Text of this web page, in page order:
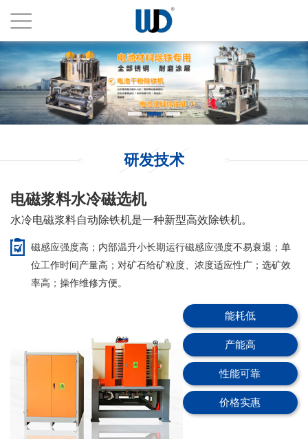
研发技术
电磁浆料水冷磁选机
水冷电磁浆料自动除铁机是一种新型高效除铁机。
磁感应强度高；内部温升小长期运行磁感应强度不易衰退；单
位工作时间产量高；对矿石给矿粒度、浓度适应性广；选矿效
率高；操作维修方便。
能耗低
产能高
性能可靠
价格实惠